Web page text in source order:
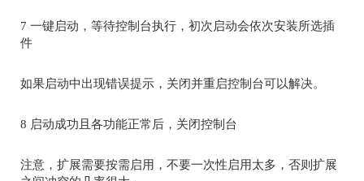
7 一键启动，等待控制台执行，初次启动会依次安装所选插
件
如果启动中出现错误提示，关闭并重启控制台可以解决。
8 启动成功且各功能正常后，关闭控制台
注意，扩展需要按需启用，不要一次性启用太多，否则扩展